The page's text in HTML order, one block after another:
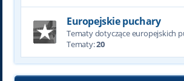
Europejskie puchary
Tematy dotyczące europejskich
Tematy:20